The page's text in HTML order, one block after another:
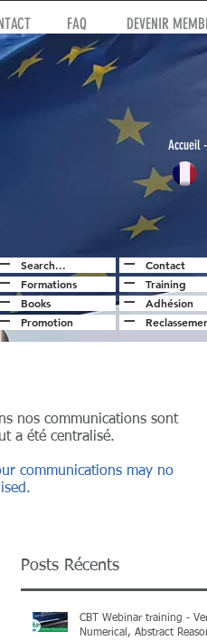
Accueil
Search...
Formations
Books
Promotion
Contact
Training
Adhésion
FAQ DEVENIR
nos communications sont
a été centralisé.
communications may no
Posts Récents
CBT Webinar training -
Numerical, Abstract